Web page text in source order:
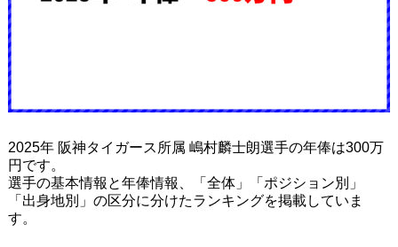
2025年 阪神タイガース所属 嶋村麟士朗選手の年俸は300万
円です。
選手の基本情報と年俸情報、「全体」「ポジション別」
「出身地別」の区分に分けたランキングを掲載していま
す。